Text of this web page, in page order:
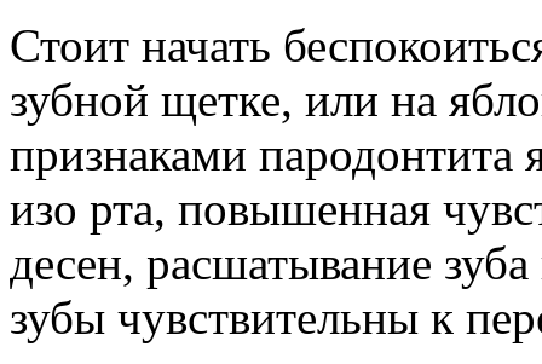
Стоит начать
зубной щетке, или на
признаками пародонтита
изо рта, повышенная
десен, расшатывание
зубы чувствительны к